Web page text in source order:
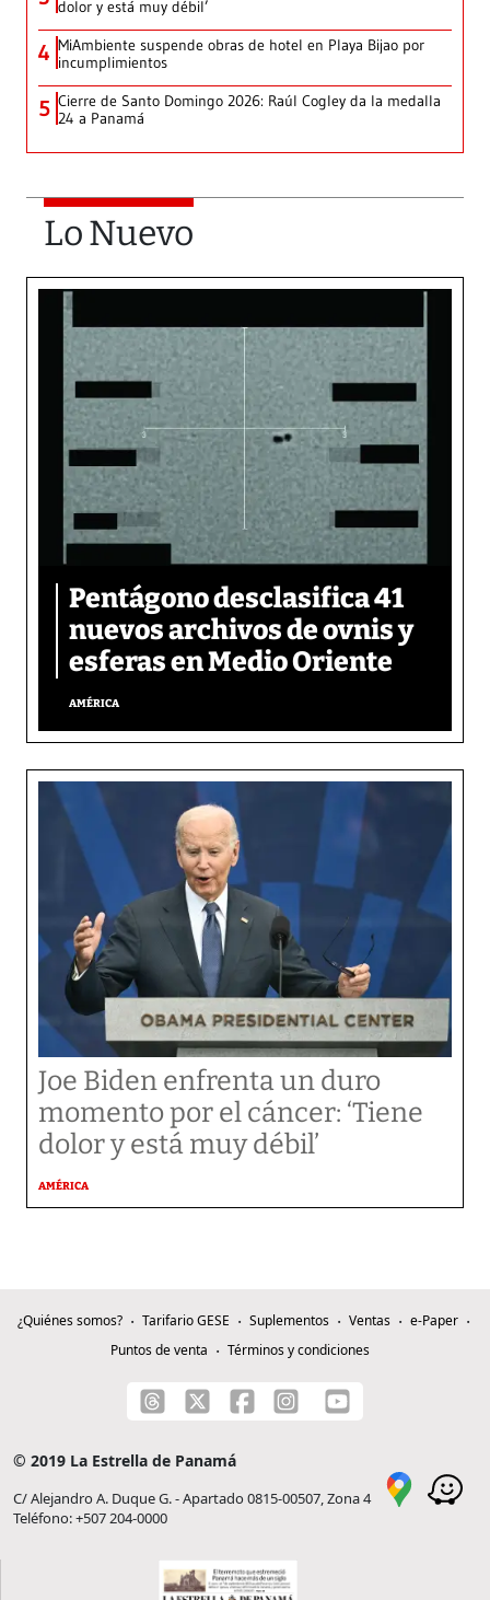
dolor y está muy débil’
4 MiAmbiente suspende obras de hotel en Playa Bijao por
incumplimientos
5 Cierre de Santo Domingo 2026: Raúl Cogley da la medalla
24 a Panamá
Lo Nuevo
Pentágono desclasifica 41
nuevos archivos de ovnis y
esferas en Medio Oriente
AMÉRICA
Joe Biden enfrenta un duro
momento por el cáncer: ‘Tiene
dolor y está muy débil’
AMÉRICA
¿Quiénes somos? Tarifario GESE Suplementos Ventas
e-Paper
Puntos de venta
Términos y condiciones
© 2019 La Estrella de Panamá
C/ Alejandro A. Duque G. - Apartado 0815-00507, Zona 4
Teléfono: +507 204-0000